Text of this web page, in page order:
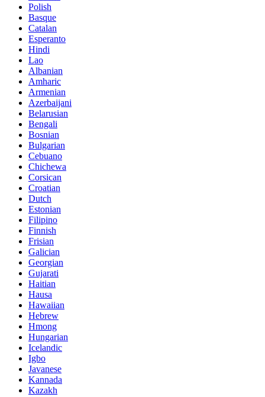
Polish
Basque
Catalan
Esperanto
Hindi
Lao
Albanian
Amharic
Armenian
Azerbaijani
Belarusian
Bengali
Bosnian
Bulgarian
Cebuano
Chichewa
Corsican
Croatian
Dutch
Estonian
Filipino
Finnish
Frisian
Galician
Georgian
Gujarati
Haitian
Hausa
Hawaiian
Hebrew
Hmong
Hungarian
Icelandic
Igbo
Javanese
Kannada
Kazakh